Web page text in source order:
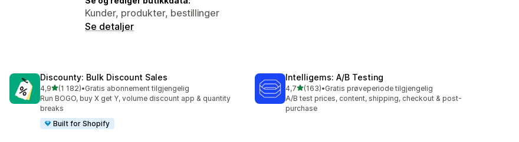
Kunder, produkter, bestillinger
Se detaljer
Discounty: Bulk Discount Sales
4,9av 5 stjerner
(1 182)
Totalt 1182 omtaler
•Gratis abonnement tilgjengelig
Run BOGO, buy X get Y, volume discount app & quantity
breaks
Built for Shopify
Intelligems: A/B Testing
4,7av 5 stjerner
(163)
Totalt 163 omtaler
•Gratis prøveperiode tilgjengelig
A/B test prices, content, shipping, checkout & post-
purchase